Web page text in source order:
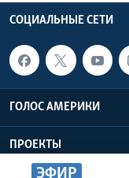
ЭФИР
СОЦИАЛЬНЫЕ СЕТИ
ГОЛОС АМЕРИКИ
ПРОЕКТЫ